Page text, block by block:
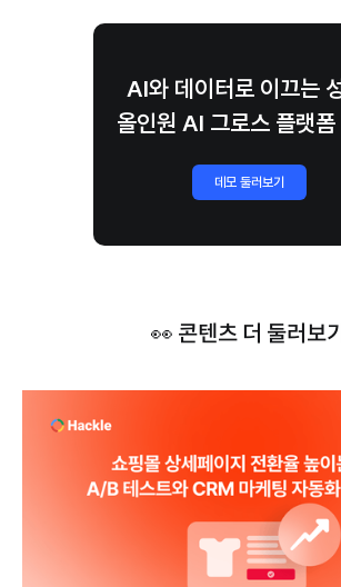
AI와 데이터로 이끄는
올인원 AI 그로스 플랫폼
데모 둘러보기
👀 콘텐츠 더 둘러보기